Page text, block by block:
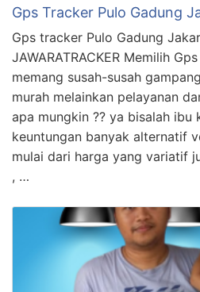
Gps Tracker Pulo Gadung
Gps tracker Pulo Gadung
JAWARATRACKER Memilih
memang susah-susah
murah melainkan pelayanan
apa mungkin ?? ya bisalah ibu
keuntungan banyak alternatif
mulai dari harga yang variatif
, …